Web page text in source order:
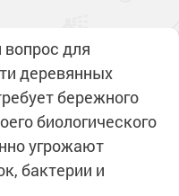
для
деревянных
бережного
биологического
угрожают
бактерии и